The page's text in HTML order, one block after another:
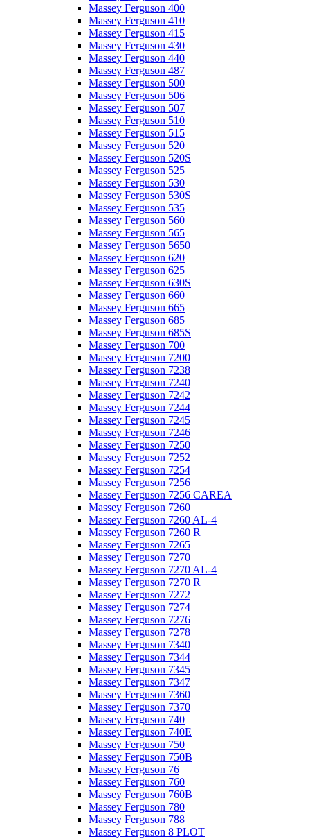
Massey Ferguson 400
Massey Ferguson 410
Massey Ferguson 415
Massey Ferguson 430
Massey Ferguson 440
Massey Ferguson 487
Massey Ferguson 500
Massey Ferguson 506
Massey Ferguson 507
Massey Ferguson 510
Massey Ferguson 515
Massey Ferguson 520
Massey Ferguson 520S
Massey Ferguson 525
Massey Ferguson 530
Massey Ferguson 530S
Massey Ferguson 535
Massey Ferguson 560
Massey Ferguson 565
Massey Ferguson 5650
Massey Ferguson 620
Massey Ferguson 625
Massey Ferguson 630S
Massey Ferguson 660
Massey Ferguson 665
Massey Ferguson 685
Massey Ferguson 685S
Massey Ferguson 700
Massey Ferguson 7200
Massey Ferguson 7238
Massey Ferguson 7240
Massey Ferguson 7242
Massey Ferguson 7244
Massey Ferguson 7245
Massey Ferguson 7246
Massey Ferguson 7250
Massey Ferguson 7252
Massey Ferguson 7254
Massey Ferguson 7256
Massey Ferguson 7256 CAREA
Massey Ferguson 7260
Massey Ferguson 7260 AL-4
Massey Ferguson 7260 R
Massey Ferguson 7265
Massey Ferguson 7270
Massey Ferguson 7270 AL-4
Massey Ferguson 7270 R
Massey Ferguson 7272
Massey Ferguson 7274
Massey Ferguson 7276
Massey Ferguson 7278
Massey Ferguson 7340
Massey Ferguson 7344
Massey Ferguson 7345
Massey Ferguson 7347
Massey Ferguson 7360
Massey Ferguson 7370
Massey Ferguson 740
Massey Ferguson 740E
Massey Ferguson 750
Massey Ferguson 750B
Massey Ferguson 76
Massey Ferguson 760
Massey Ferguson 760B
Massey Ferguson 780
Massey Ferguson 788
Massey Ferguson 8 PLOT